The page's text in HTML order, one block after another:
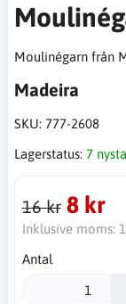
Moulinégarn från
Madeira
SKU: 777-2608
Lagerstatus: 7
16 kr 8 kr
Inklusive moms:
Antal